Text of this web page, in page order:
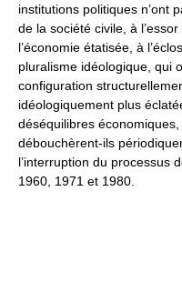
institutions politiques n’ont
de la société civile, à
l’économie étatisée, à
pluralisme idéologique, qui
configuration
idéologiquement plus
déséquilibres
débouchèrent-ils
l’interruption du processus
1960, 1971 et 1980.